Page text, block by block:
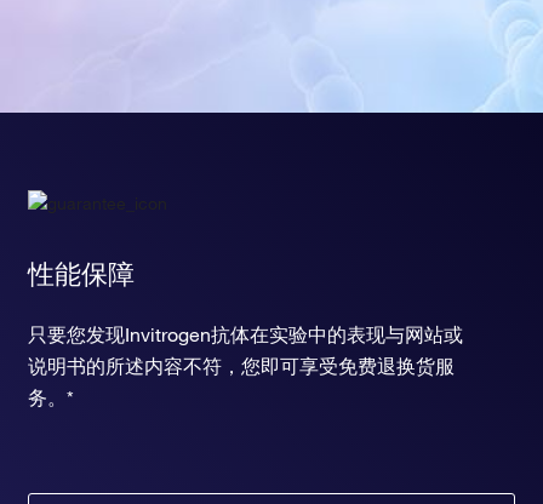
性能保障
只要您发现Invitrogen抗体在实验中的表现与网站或
说明书的所述内容不符，您即可享受免费退换货服
务。*